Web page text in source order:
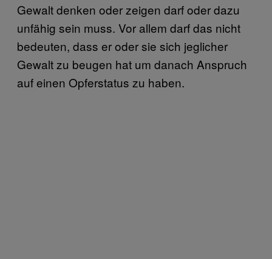
Gewalt denken oder zeigen darf oder dazu
unfähig sein muss. Vor allem darf das nicht
bedeuten, dass er oder sie sich jeglicher
Gewalt zu beugen hat um danach Anspruch
auf einen Opferstatus zu haben.